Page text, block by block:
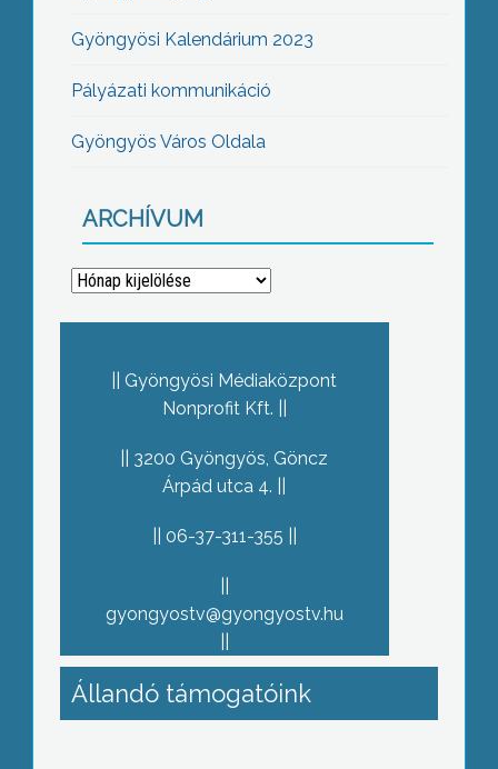
Gyöngyösi Kalendárium 2023
Pályázati kommunikáció
Gyöngyös Város Oldala
ARCHÍVUM
Archívum
Gyöngyösi Médiaközpont
Nonprofit Kft.
3200 Gyöngyös, Göncz
Árpád utca 4.
06-37-311-355
gyongyostv@gyongyostv.hu
Állandó támogatóink